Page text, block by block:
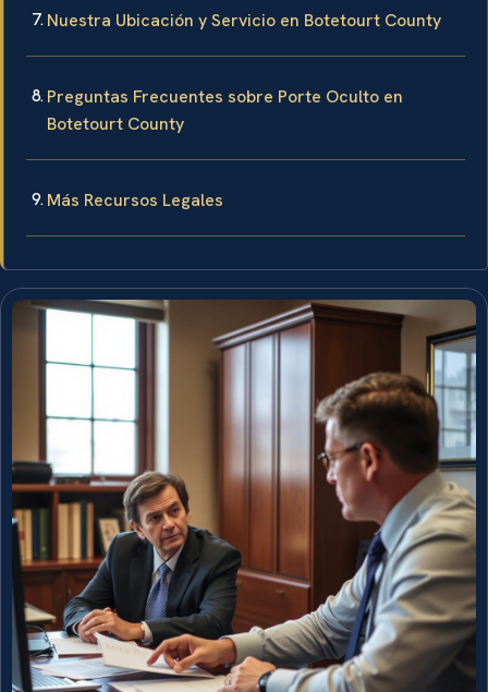
Nuestra Ubicación y Servicio en Botetourt County
Preguntas Frecuentes sobre Porte Oculto en
Botetourt County
Más Recursos Legales